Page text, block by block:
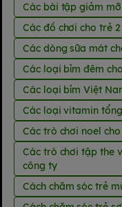
Các bài tập giảm
Các đồ chơi cho trẻ
Các dòng sữa mát
Các loại bỉm đêm
Các loại bỉm Việt
Các loại vitamin
Các trò chơi noel
Các trò chơi tập the
công ty
Cách chăm sóc trẻ